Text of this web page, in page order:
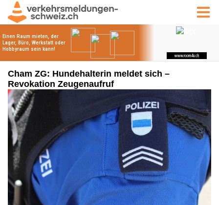
Cham ZG: Hundehalterin meldet sich –
Revokation Zeugenaufruf